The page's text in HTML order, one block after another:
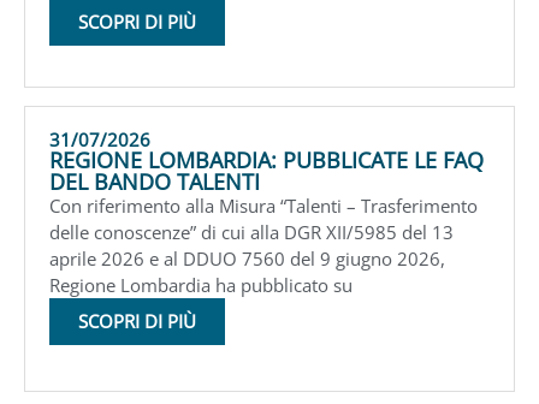
SCOPRI DI PIÙ
31/07/2026
REGIONE LOMBARDIA: PUBBLICATE LE FAQ
DEL BANDO TALENTI
Con riferimento alla Misura “Talenti – Trasferimento
delle conoscenze” di cui alla DGR XII/5985 del 13
aprile 2026 e al DDUO 7560 del 9 giugno 2026,
Regione Lombardia ha pubblicato su
SCOPRI DI PIÙ